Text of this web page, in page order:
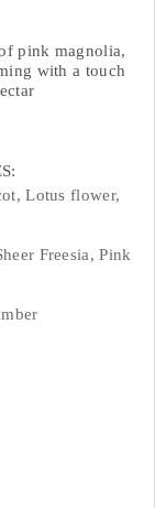
pink magnolia,
with a touch
Lotus flower,
Freesia, Pink